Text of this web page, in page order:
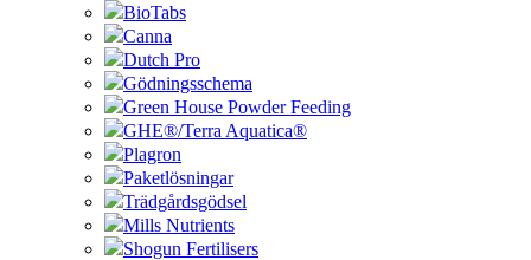
BioTabs
Canna
Dutch Pro
Gödningsschema
Green House Powder Feeding
GHE®/Terra Aquatica®
Plagron
Paketlösningar
Trädgårdsgödsel
Mills Nutrients
Shogun Fertilisers